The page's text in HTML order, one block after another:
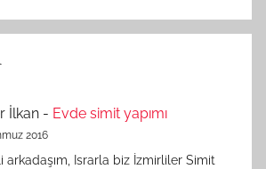
İlkan - Evde simit yapımı
2016
arkadaşım, Israrla biz İzmirliler Simit